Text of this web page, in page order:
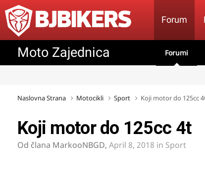
Forum
Moto Zajednica Forumi
Naslovna Strana Motocikli Sport Koji motor do 125cc
Koji motor do 125cc 4t
Od člana MarkooNBGD, April 8, 2018 in Sport